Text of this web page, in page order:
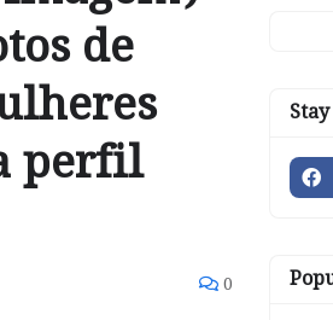
de
perfil
0